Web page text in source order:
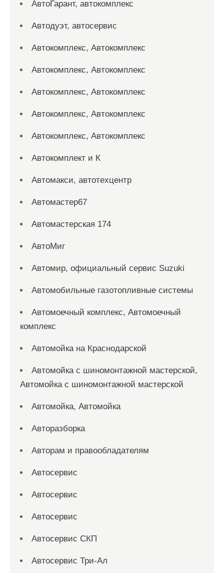
АвтоГарант, автокомплекс
Автодуэт, автосервис
Автокомплекс, Автокомплекс
Автокомплекс, Автокомплекс
Автокомплекс, Автокомплекс
Автокомплекс, Автокомплекс
Автокомплекс, Автокомплекс
Автокомплект и К
Автомакси, автотехцентр
Автомастер67
Автомастерская 174
АвтоМиг
Автомир, официальный сервис Suzuki
Автомобильные газотопливные системы
Автомоечный комплекс, Автомоечный
комплекс
Автомойка на Краснодарской
Автомойка с шиномонтажной мастерской,
Автомойка с шиномонтажной мастерской
Автомойка, Автомойка
Авторазборка
Авторам и правообладателям
Автосервис
Автосервис
Автосервис
Автосервис СКП
Автосервис Три-Ал